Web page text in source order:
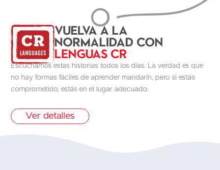
Vuelva a la
normalidad con
Lenguas CR
Escuchamos estas historias todos los días. La verdad es que
no hay formas fáciles de aprender mandarín, pero si estás
comprometido, estás en el lugar adecuado.
Ver detalles